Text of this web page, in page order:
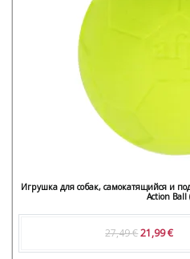
Игрушка для собак, самокатящийся и
Action Ball
27,49 €21,99 €